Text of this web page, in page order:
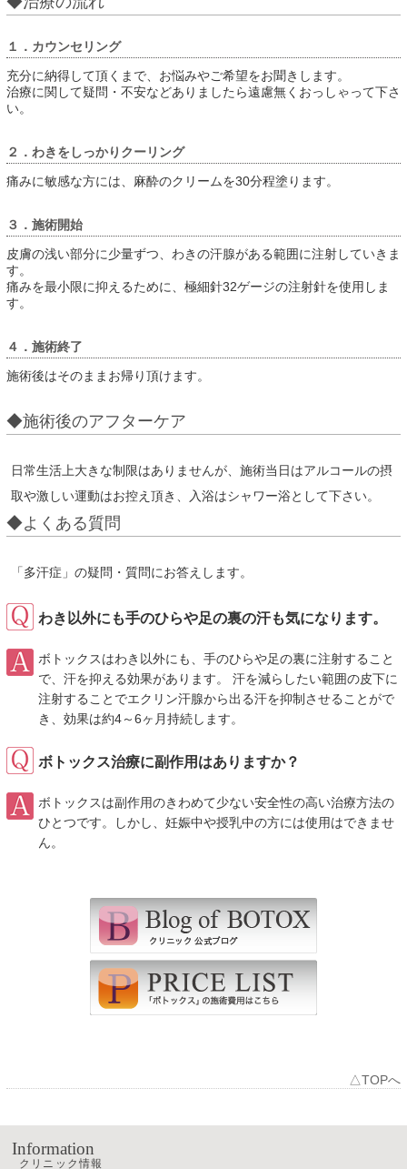
１．カウンセリング
充分に納得して頂くまで、お悩みやご希望をお聞きします。
治療に関して疑問・不安などありましたら遠慮無くおっしゃって下さ
い。
２．わきをしっかりクーリング
痛みに敏感な方には、麻酔のクリームを30分程塗ります。
３．施術開始
皮膚の浅い部分に少量ずつ、わきの汗腺がある範囲に注射していきま
す。
痛みを最小限に抑えるために、極細針32ゲージの注射針を使用しま
す。
４．施術終了
施術後はそのままお帰り頂けます。
◆施術後のアフターケア
日常生活上大きな制限はありませんが、施術当日はアルコールの摂
取や激しい運動はお控え頂き、入浴はシャワー浴として下さい。
◆よくある質問
「多汗症」の疑問・質問にお答えします。
わき以外にも手のひらや足の裏の汗も気になります。
ボトックスはわき以外にも、手のひらや足の裏に注射すること
で、汗を抑える効果があります。 汗を減らしたい範囲の皮下に
注射することでエクリン汗腺から出る汗を抑制させることがで
き、効果は約4～6ヶ月持続します。
ボトックス治療に副作用はありますか？
ボトックスは副作用のきわめて少ない安全性の高い治療方法の
ひとつです。しかし、妊娠中や授乳中の方には使用はできませ
ん。
△TOPへ
Information
クリニック情報